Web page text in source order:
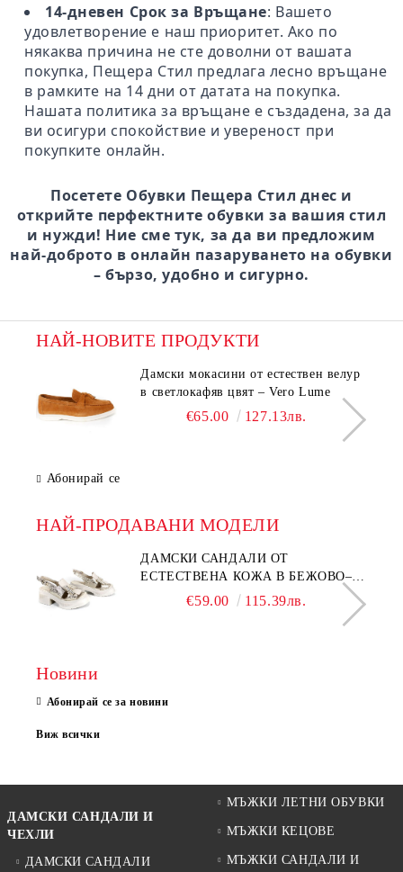
14-дневен Срок за Връщане: Вашето
удовлетворение е наш приоритет. Ако по
някаква причина не сте доволни от вашата
покупка, Пещера Стил предлага лесно връщане
в рамките на 14 дни от датата на покупка.
Нашата политика за връщане е създадена, за да
ви осигури спокойствие и увереност при
покупките онлайн.
Посетете Обувки Пещера Стил днес и
открийте перфектните обувки за вашия стил
и нужди! Ние сме тук, за да ви предложим
най-доброто в онлайн пазаруването на обувки
– бързо, удобно и сигурно.
НАЙ-НОВИТЕ ПРОДУКТИ
Дамски мокасини от естествен велур
в светлокафяв цвят – Vero Lume
€65.00 127.13лв.
Абонирай се
НАЙ-ПРОДАВАНИ МОДЕЛИ
ДАМСКИ САНДАЛИ ОТ
ЕСТЕСТВЕНА КОЖА В БЕЖОВО–
МОДЕЛ NOVA.
€59.00 115.39лв.
Новини
Абонирай се за новини
Виж всички
ДАМСКИ САНДАЛИ И
ЧЕХЛИ
ДАМСКИ САНДАЛИ
МЪЖКИ ЛЕТНИ ОБУВКИ
МЪЖКИ КЕЦОВЕ
МЪЖКИ САНДАЛИ И